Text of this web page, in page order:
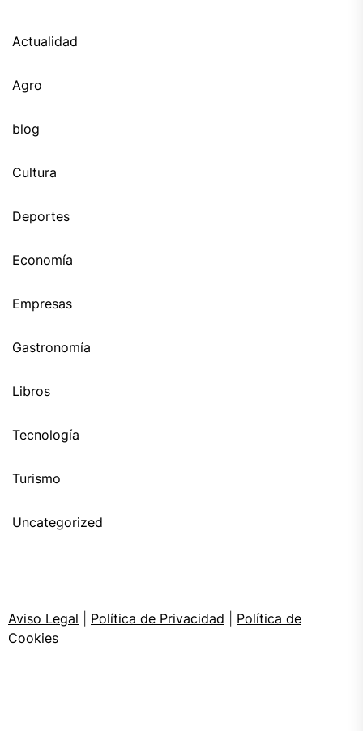
Actualidad
Agro
blog
Cultura
Deportes
Economía
Empresas
Gastronomía
Libros
Tecnología
Turismo
Uncategorized
Aviso Legal Política de Privacidad
Política de
Cookies